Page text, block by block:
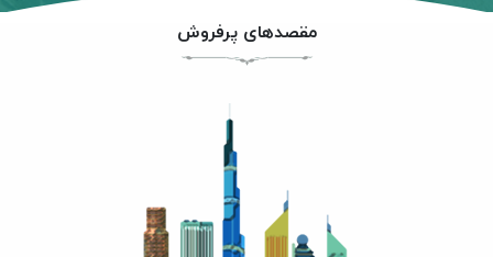
مقصدهای پرفروش